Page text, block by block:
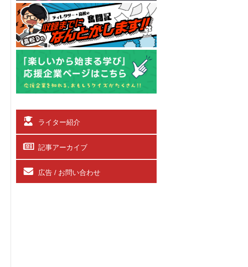
ライター紹介
記事アーカイブ
広告 / お問い合わせ